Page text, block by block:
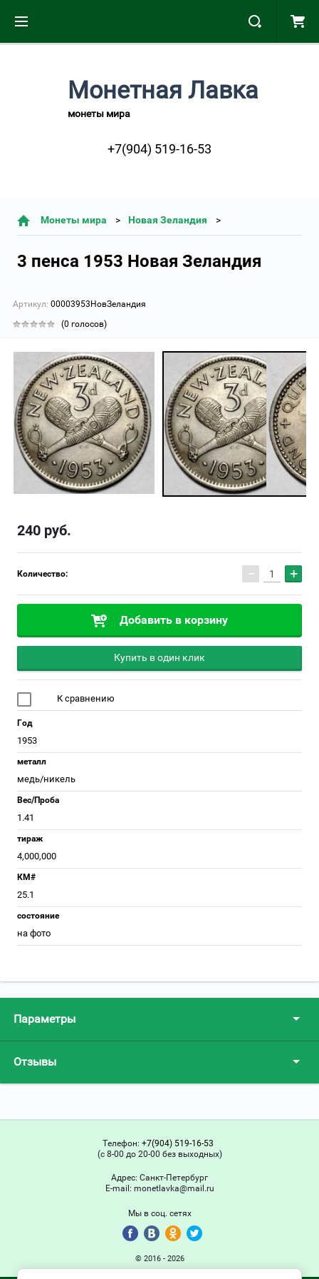
Монетная Лавка
монеты мира
+7(904) 519-16-53
Монеты мира Новая Зеландия
3 пенса 1953 Новая Зеландия
Артикул: 00003953НовЗеландия
(0 голосов)
240 руб.
Количество: − +
Добавить в корзину
Купить в один клик
К сравнению
Год
1953
металл
медь/никель
Вес/Проба
1.41
тираж
4,000,000
КМ#
25.1
состояние
на фото
Параметры
Отзывы
Телефон: +7(904) 519-16-53
(с 8-00 до 20-00 без выходных)
Адрес: Санкт-Петербург
Е-mail: monetlavka@mail.ru
Мы в соц. сетях
© 2016 - 2026